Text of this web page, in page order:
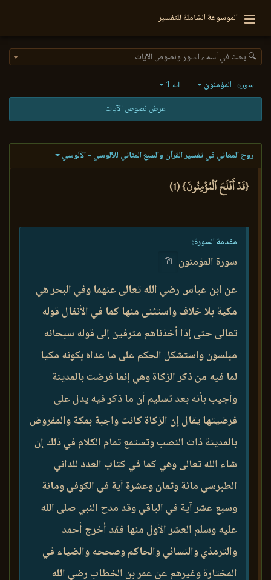
الموسوعة الشاملة للتفسير
🔍 بحث في أسماء السور ونصوص الآيات
سورة المؤمنون آية 1
عرض نصوص الآيات
روح المعاني في تفسير القرآن والسبع المثاني للآلوسي - الآلوسي
{قَدۡ أَفۡلَحَ ٱلۡمُؤۡمِنُونَ} (1)
مقدمة السورة:
سورة المؤمنون
عن ابن عباس رضي الله تعالى عنهما وفي البحر هي
مكية بلا خلاف واستثنى منها كما في الأنفال قوله
تعالى حتى إذا أخذناهم مترفين إلى قوله سبحانه
مبلسون واستشكل الحكم على ما عداه بكونه مكيا
لما فيه من ذكر الزكاة وهي إنما فرضت بالمدينة
وأجيب بأنه بعد تسليم أن ما ذكر فيه يدل على
فرضيتها يقال إن الزكاة كانت واجبة بمكة والمفروض
بالمدينة ذات النصب وتستمع تمام الكلام في ذلك إن
شاء الله تعالى وهي كما في كتاب العدد للداني
الطبرسي مائة وثمان وعشرة آية في الكوفي ومائة
وسبع عشر آية في الباقي وقد مدح النبي صلى الله
عليه وسلم العشر الأول منها فقد أخرج أحمد
والترمذي والنسائي والحاكم وصححه والضياء في
المختارة وغيرهم عن عمر بن الخطاب رضي الله